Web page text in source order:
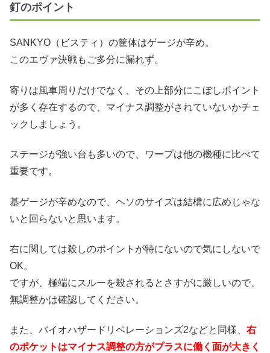
釘のポイント
SANKYO（ビスティ）の筐体はゲージが辛め。
このエヴァ決戦もご多分に漏れず。
寄りは風車周りだけでなく、その上部分にこぼしポイント
が多く存在するので、マイナス調整がされていないかチェ
ックしましょう。
ステージが強い台も多いので、ワープは他の機種に比べて
重要です。
基ゲージが辛めなので、ヘソのサイズは結構に広めじゃな
いと回らないと思います。
右に関しては殺しのポイントが特にないので気にしないで
OK。
ですが、極端にスルーを殺されるとさすがに厳しいので、
無調整かは確認してください。
また、バイオハザードリベレーションズ2などと同様、 右
のポケットはマイナス調整の方がプラスに働く面が大きく